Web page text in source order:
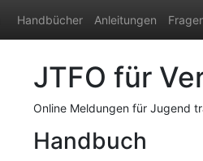
Handbücher Anleitungen
JTFO für
Online Meldungen für Jugend
Handbuch